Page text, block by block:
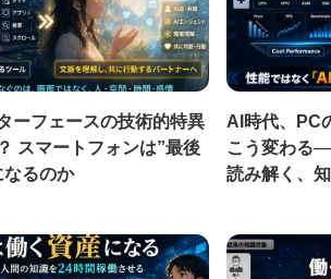
ーフェースの技術的特異
スマートフォンは”最後
なるのか
AI時代、PC
こう変わる
読み解く、